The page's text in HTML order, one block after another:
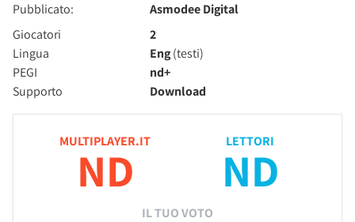
Pubblicato:
Asmodee Digital‬
Giocatori
2
Lingua
Eng(testi)
PEGI
nd+
Supporto
Download
MULTIPLAYER.IT
ND
LETTORI
ND
IL TUO VOTO